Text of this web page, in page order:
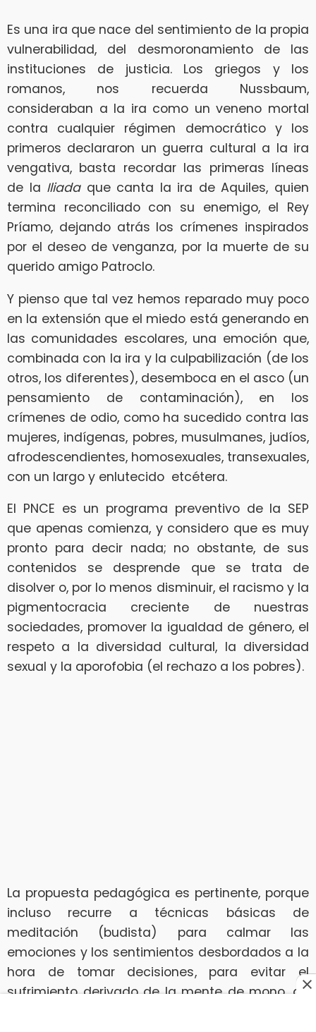
Es una ira que nace del sentimiento de la propia
vulnerabilidad, del desmoronamiento de las
instituciones de justicia. Los griegos y los
romanos, nos recuerda Nussbaum,
consideraban a la ira como un veneno mortal
contra cualquier régimen democrático y los
primeros declararon un guerra cultural a la ira
vengativa, basta recordar las primeras líneas
de la Iliada que canta la ira de Aquiles, quien
termina reconciliado con su enemigo, el Rey
Príamo, dejando atrás los crímenes inspirados
por el deseo de venganza, por la muerte de su
querido amigo Patroclo.
Y pienso que tal vez hemos reparado muy poco
en la extensión que el miedo está generando en
las comunidades escolares, una emoción que,
combinada con la ira y la culpabilización (de los
otros, los diferentes), desemboca en el asco (un
pensamiento de contaminación), en los
crímenes de odio, como ha sucedido contra las
mujeres, indígenas, pobres, musulmanes, judíos,
afrodescendientes, homosexuales, transexuales,
con un largo y enlutecido etcétera.
El PNCE es un programa preventivo de la SEP
que apenas comienza, y considero que es muy
pronto para decir nada; no obstante, de sus
contenidos se desprende que se trata de
disolver o, por lo menos disminuir, el racismo y la
pigmentocracia creciente de nuestras
sociedades, promover la igualdad de género, el
respeto a la diversidad cultural, la diversidad
sexual y la aporofobia (el rechazo a los pobres).
La propuesta pedagógica es pertinente, porque
incluso recurre a técnicas básicas de
meditación (budista) para calmar las
emociones y los sentimientos desbordados a la
hora de tomar decisiones, para evitar el
sufrimiento derivado de la mente de mono, de